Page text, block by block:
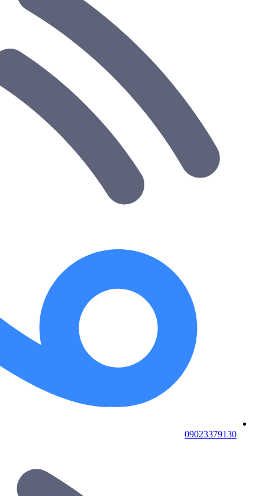
09023379130